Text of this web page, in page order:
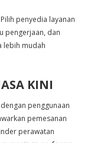
penyedia layanan
pengerjaan, dan
lebih mudah
KINI
penggunaan
pemesanan
perawatan